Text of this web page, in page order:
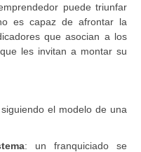
puede triunfar
es capaz de afrontar la
que asocian a los
les invitan a montar su
el modelo de una
: un franquiciado se